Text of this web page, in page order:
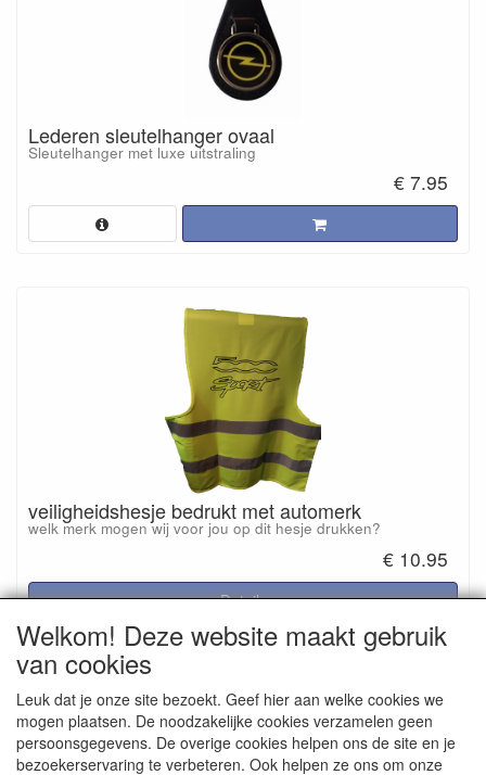
Lederen sleutelhanger ovaal
Sleutelhanger met luxe uitstraling
€ 7.95
veiligheidshesje bedrukt met automerk
welk merk mogen wij voor jou op dit hesje drukken?
€ 10.95
Details
Reviews
Er zijn geen reviews beschikbaar in de huidige taal
Schrijf een review
Welkom! Deze website maakt gebruik
van cookies
Leuk dat je onze site bezoekt. Geef hier aan welke cookies we
mogen plaatsen. De noodzakelijke cookies verzamelen geen
persoonsgegevens. De overige cookies helpen ons de site en je
bezoekerservaring te verbeteren. Ook helpen ze ons om onze